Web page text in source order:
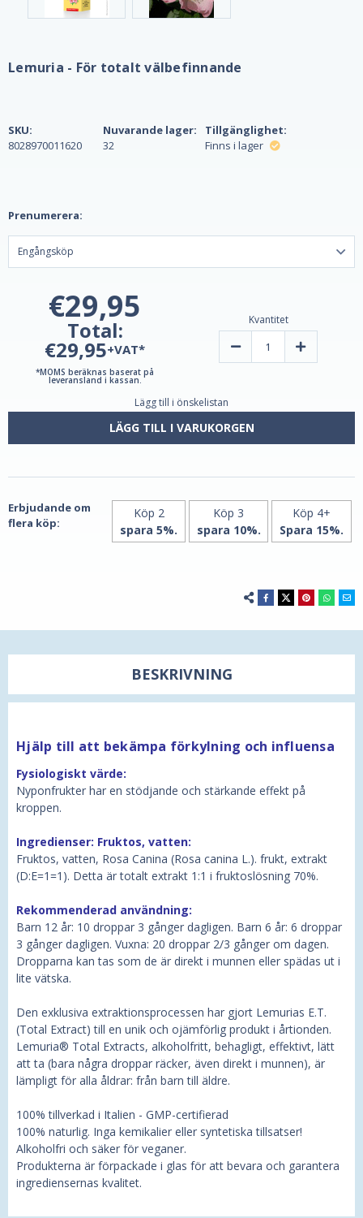
Lemuria - För totalt välbefinnande
SKU:
8028970011620
Nuvarande lager:
32
Tillgänglighet:
Finns i lager
Prenumerera:
€29,95
Total:
€29,95+VAT*
*MOMS beräknas baserat på
leveransland i kassan.
Kvantitet
Minska
100ml
av
-
Öka
100ml
-
Lägg till i önskelistan
LÄGG TILL I VARUKORGEN
Erbjudande om
flera köp:
Köp 2
spara 5%.
Köp 3
spara 10%.
Köp 4+
Spara 15%.
BESKRIVNING
Hjälp till att bekämpa förkylning och influensa
Fysiologiskt värde:
Nyponfrukter har en stödjande och stärkande effekt på
kroppen.
Ingredienser: Fruktos, vatten:
Fruktos, vatten, Rosa Canina (Rosa canina L.). frukt, extrakt
(D:E=1=1). Detta är totalt extrakt 1:1 i fruktoslösning 70%.
Rekommenderad användning:
Barn 12 år: 10 droppar 3 gånger dagligen. Barn 6 år: 6 droppar
3 gånger dagligen. Vuxna: 20 droppar 2/3 gånger om dagen.
Dropparna kan tas som de är direkt i munnen eller spädas ut i
lite vätska.
Den exklusiva extraktionsprocessen har gjort Lemurias E.T.
(Total Extract) till en unik och ojämförlig produkt i årtionden.
Lemuria® Total Extracts, alkoholfritt, behagligt, effektivt, lätt
att ta (bara några droppar räcker, även direkt i munnen), är
lämpligt för alla åldrar: från barn till äldre.
100% tillverkad i Italien - GMP-certifierad
100% naturlig. Inga kemikalier eller syntetiska tillsatser!
Alkoholfri och säker för veganer.
Produkterna är förpackade i glas för att bevara och garantera
ingrediensernas kvalitet.